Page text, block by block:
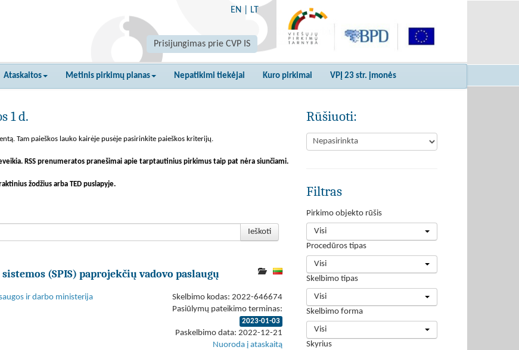
EN LT
Prisijungimas prie CVP IS
Ataskaitos Metinis pirkimų planas Nepatikimi tiekėjai Kuro pirkimai VPĮ 23 str. įmonės
1 d.
Tam paieškos lauko kairėje pusėje pasirinkite paieškos kriterijų.
RSS prenumeratos pranešimai apie tarptautinius pirkimus taip pat nėra siunčiami.
žodžius arba TED puslapyje.
Ieškoti
(SPIS) paprojekčių vadovo paslaugų
ir darbo ministerija
Skelbimo kodas: 2022-646674
Pasiūlymų pateikimo terminas:
2023-01-03
Paskelbimo data: 2022-12-21
Nuoroda į ataskaitą
Rūšiuoti:
Filtras
Pirkimo objekto rūšis
Visi
Procedūros tipas
Visi
Skelbimo tipas
Visi
Skelbimo forma
Visi
Skyrius